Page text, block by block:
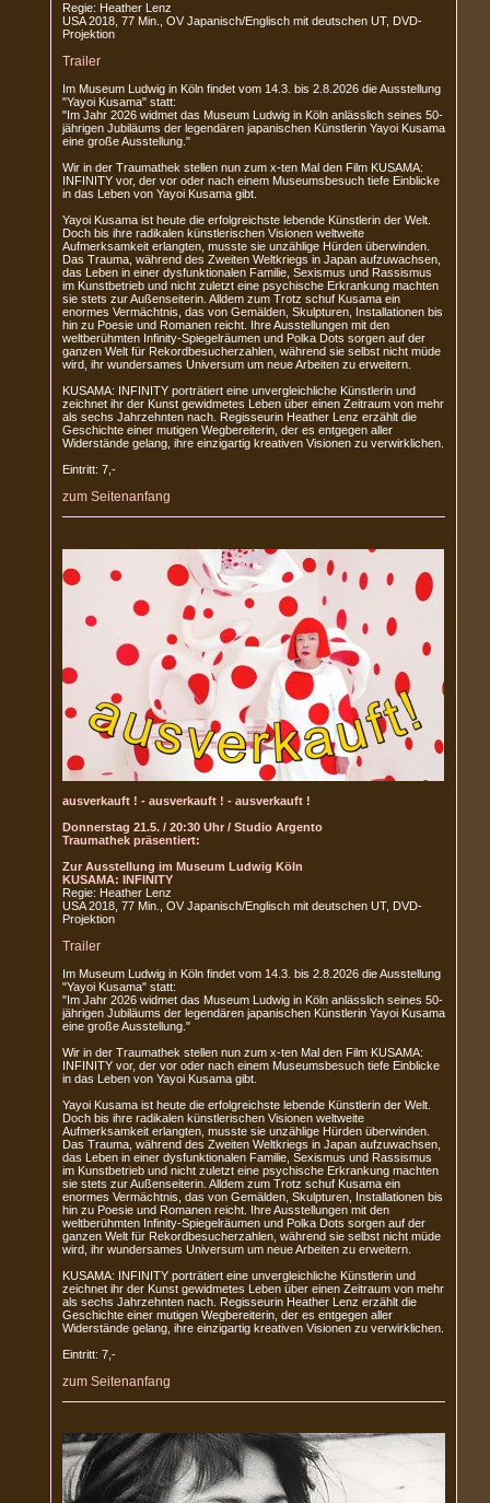
Regie: Heather Lenz
USA 2018, 77 Min., OV Japanisch/Englisch mit deutschen UT, DVD-
Projektion
Trailer
Im Museum Ludwig in Köln findet vom 14.3. bis 2.8.2026 die Ausstellung
"Yayoi Kusama" statt:
"Im Jahr 2026 widmet das Museum Ludwig in Köln anlässlich seines 50-
jährigen Jubiläums der legendären japanischen Künstlerin Yayoi Kusama
eine große Ausstellung."
Wir in der Traumathek stellen nun zum x-ten Mal den Film KUSAMA:
INFINITY vor, der vor oder nach einem Museumsbesuch tiefe Einblicke
in das Leben von Yayoi Kusama gibt.
Yayoi Kusama ist heute die erfolgreichste lebende Künstlerin der Welt.
Doch bis ihre radikalen künstlerischen Visionen weltweite
Aufmerksamkeit erlangten, musste sie unzählige Hürden überwinden.
Das Trauma, während des Zweiten Weltkriegs in Japan aufzuwachsen,
das Leben in einer dysfunktionalen Familie, Sexismus und Rassismus
im Kunstbetrieb und nicht zuletzt eine psychische Erkrankung machten
sie stets zur Außenseiterin. Alldem zum Trotz schuf Kusama ein
enormes Vermächtnis, das von Gemälden, Skulpturen, Installationen bis
hin zu Poesie und Romanen reicht. Ihre Ausstellungen mit den
weltberühmten Infinity-Spiegelräumen und Polka Dots sorgen auf der
ganzen Welt für Rekordbesucherzahlen, während sie selbst nicht müde
wird, ihr wundersames Universum um neue Arbeiten zu erweitern.
KUSAMA: INFINITY porträtiert eine unvergleichliche Künstlerin und
zeichnet ihr der Kunst gewidmetes Leben über einen Zeitraum von mehr
als sechs Jahrzehnten nach. Regisseurin Heather Lenz erzählt die
Geschichte einer mutigen Wegbereiterin, der es entgegen aller
Widerstände gelang, ihre einzigartig kreativen Visionen zu verwirklichen.
Eintritt: 7,-
zum Seitenanfang
ausverkauft ! - ausverkauft ! - ausverkauft !
Donnerstag 21.5. / 20:30 Uhr / Studio Argento
Traumathek präsentiert:
Zur Ausstellung im Museum Ludwig Köln
KUSAMA: INFINITY
Regie: Heather Lenz
USA 2018, 77 Min., OV Japanisch/Englisch mit deutschen UT, DVD-
Projektion
Trailer
Im Museum Ludwig in Köln findet vom 14.3. bis 2.8.2026 die Ausstellung
"Yayoi Kusama" statt:
"Im Jahr 2026 widmet das Museum Ludwig in Köln anlässlich seines 50-
jährigen Jubiläums der legendären japanischen Künstlerin Yayoi Kusama
eine große Ausstellung."
Wir in der Traumathek stellen nun zum x-ten Mal den Film KUSAMA:
INFINITY vor, der vor oder nach einem Museumsbesuch tiefe Einblicke
in das Leben von Yayoi Kusama gibt.
Yayoi Kusama ist heute die erfolgreichste lebende Künstlerin der Welt.
Doch bis ihre radikalen künstlerischen Visionen weltweite
Aufmerksamkeit erlangten, musste sie unzählige Hürden überwinden.
Das Trauma, während des Zweiten Weltkriegs in Japan aufzuwachsen,
das Leben in einer dysfunktionalen Familie, Sexismus und Rassismus
im Kunstbetrieb und nicht zuletzt eine psychische Erkrankung machten
sie stets zur Außenseiterin. Alldem zum Trotz schuf Kusama ein
enormes Vermächtnis, das von Gemälden, Skulpturen, Installationen bis
hin zu Poesie und Romanen reicht. Ihre Ausstellungen mit den
weltberühmten Infinity-Spiegelräumen und Polka Dots sorgen auf der
ganzen Welt für Rekordbesucherzahlen, während sie selbst nicht müde
wird, ihr wundersames Universum um neue Arbeiten zu erweitern.
KUSAMA: INFINITY porträtiert eine unvergleichliche Künstlerin und
zeichnet ihr der Kunst gewidmetes Leben über einen Zeitraum von mehr
als sechs Jahrzehnten nach. Regisseurin Heather Lenz erzählt die
Geschichte einer mutigen Wegbereiterin, der es entgegen aller
Widerstände gelang, ihre einzigartig kreativen Visionen zu verwirklichen.
Eintritt: 7,-
zum Seitenanfang